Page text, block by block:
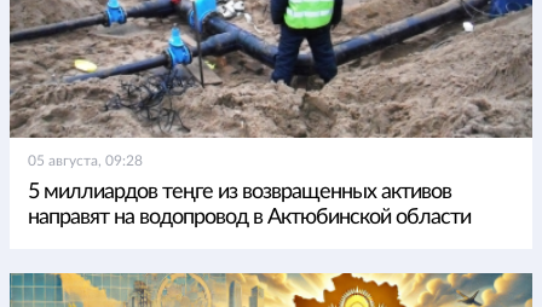
05 августа, 09:28
5 миллиардов теңге из возвращенных активов
направят на водопровод в Актюбинской области